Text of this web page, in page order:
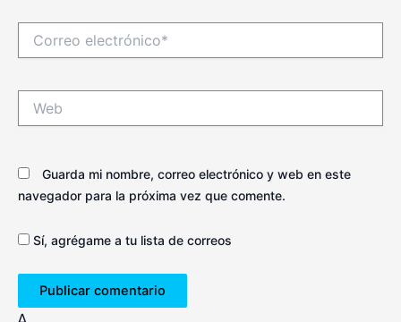
Correo
electrónico*
Web
navegador para la próxima vez que comente.
Δ